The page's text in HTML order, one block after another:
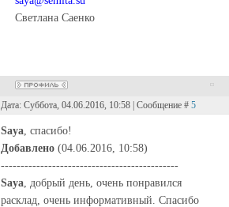
Светлана Саенко
Дата: Суббота, 04.06.2016, 10:58 | Сообщение # 5
Saya , спасибо!
Добавлено (04.06.2016, 10:58)
---------------------------------------------
Saya , добрый день, очень понравился
расклад, очень информативный. Спасибо